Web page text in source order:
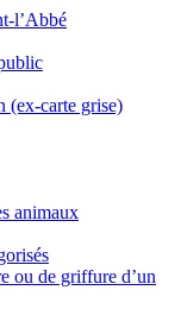
l’Abbé
(ex-carte grise)
animaux
ou de griffure d’un